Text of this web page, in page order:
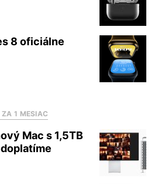
8 oficiálne
1 MESIAC
Mac s 1,5TB